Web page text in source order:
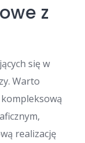
z
się w
Warto
realizację